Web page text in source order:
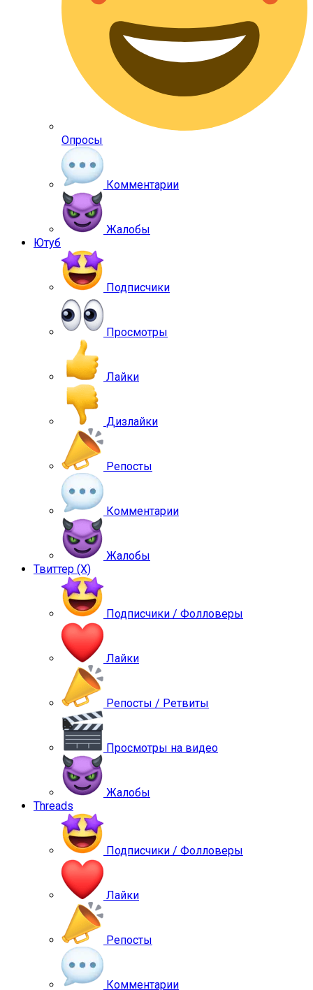
Опросы
Комментарии
Жалобы
Ютуб
Подписчики
Просмотры
Лайки
Дизлайки
Репосты
Комментарии
Жалобы
Твиттер (X)
Подписчики / Фолловеры
Лайки
Репосты / Ретвиты
Просмотры на видео
Жалобы
Threads
Подписчики / Фолловеры
Лайки
Репосты
Комментарии